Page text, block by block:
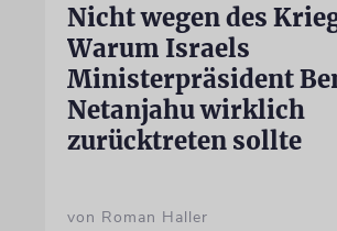
Nicht wegen des
Warum Israels
Ministerpräsident
Netanjahu wirklich
zurücktreten sollte
von Roman Haller